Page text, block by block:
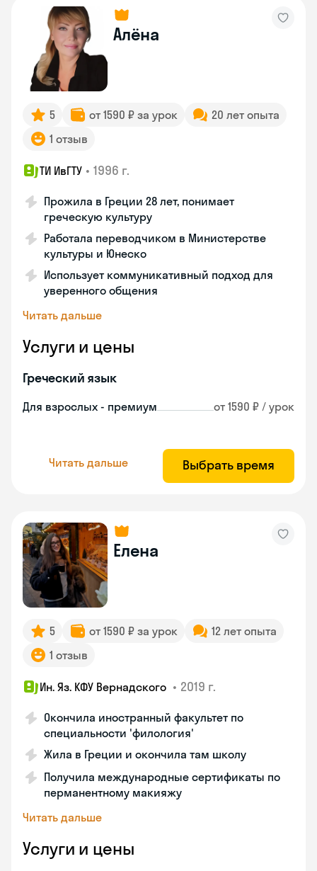
Алёна
5 от 1590 ₽ за урок
20 лет опыта
1 отзыв
ТИ ИвГТУ • 1996 г.
Прожила в Греции 28 лет, понимает
греческую культуру
Работала переводчиком в Министерстве
культуры и Юнеско
Использует коммуникативный подход для
уверенного общения
Читать дальше
Услуги и цены
Греческий язык
Для взрослых - премиум от 1590 ₽ / урок
Читать дальше Выбрать время
Елена
5 от 1590 ₽ за урок
12 лет опыта
1 отзыв
Ин. Яз. КФУ Вернадского • 2019 г.
Окончила иностранный факультет по
специальности 'филология'
Жила в Греции и окончила там школу
Получила международные сертификаты по
перманентному макияжу
Читать дальше
Услуги и цены